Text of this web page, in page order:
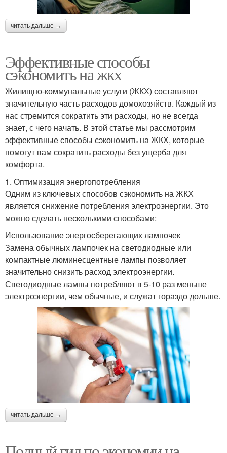
читать дальше →
Эффективные способы
сэкономить на жкх
Жилищно-коммунальные услуги (ЖКХ) составляют
значительную часть расходов домохозяйств. Каждый из
нас стремится сократить эти расходы, но не всегда
знает, с чего начать. В этой статье мы рассмотрим
эффективные способы сэкономить на ЖКХ, которые
помогут вам сократить расходы без ущерба для
комфорта.
1. Оптимизация энергопотребления
Одним из ключевых способов сэкономить на ЖКХ
является снижение потребления электроэнергии. Это
можно сделать несколькими способами:
Использование энергосберегающих лампочек
Замена обычных лампочек на светодиодные или
компактные люминесцентные лампы позволяет
значительно снизить расход электроэнергии.
Светодиодные лампы потребляют в 5-10 раз меньше
электроэнергии, чем обычные, и служат гораздо дольше.
читать дальше →